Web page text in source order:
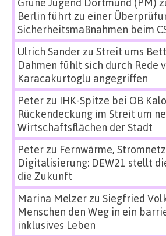
Berlin führt zu einer
Sicherheitsmaßnahmen beim
Ulrich Sanderzu Streit ums
Dahmen fühlt sich durch Rede
Karacakurtoglu angegriffen
Peterzu IHK-Spitze bei OB
Rückendeckung im Streit um
Wirtschaftsflächen der Stadt
Peterzu Fernwärme,
Digitalisierung: DEW21 stellt
die Zukunft
Marina Melzerzu Siegfried
Menschen den Weg in ein
inklusives Leben